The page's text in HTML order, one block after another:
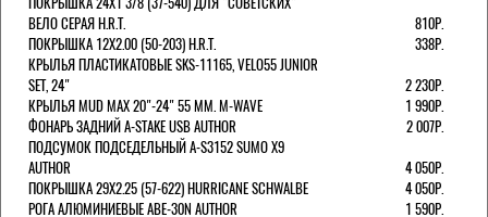
ВЕЛО СЕРАЯ H.R.T.
810Р.
ПОКРЫШКА 12X2.00 (50-203) H.R.T.
338Р.
КРЫЛЬЯ ПЛАСТИКАТОВЫЕ SKS-11165, VELO55 JUNIOR
SET, 24"
2 230Р.
КРЫЛЬЯ MUD MAX 20"-24" 55 ММ. M-WAVE
1 990Р.
ФОНАРЬ ЗАДНИЙ A-STAKE USB AUTHOR
2 007Р.
ПОДСУМОК ПОДСЕДЕЛЬНЫЙ A-S3152 SUMO X9
AUTHOR
4 050Р.
ПОКРЫШКА 29X2.25 (57-622) HURRICANE SCHWALBE
4 050Р.
РОГА АЛЮМИНИЕВЫЕ ABE-30N AUTHOR
1 590Р.